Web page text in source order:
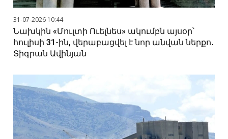
31-07-2026 10:44
Նախկին «Մուլտի Ուելնես» ակումբն այսօր՝
հուլիսի 31-ին, վերաբացվել է նոր անվան ներքո․
Տիգրան Ավինյան